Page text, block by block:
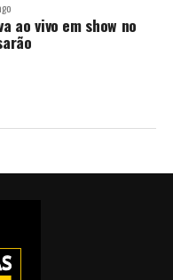
ao vivo em show no